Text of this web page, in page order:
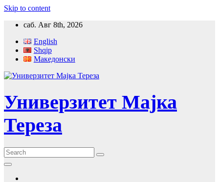
Skip to content
саб. Авг 8th, 2026
English
Shqip
Македонски
Универзитет Мајка
Тереза